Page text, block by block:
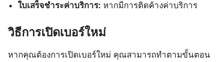
ใบเสร็จชำระค่าบริการ: หากมีการติดค้างค่าบริการ
วิธีการเปิดเบอร์ใหม่
หากคุณต้องการเปิดเบอร์ใหม่ คุณสามารถทำตามขั้นตอน